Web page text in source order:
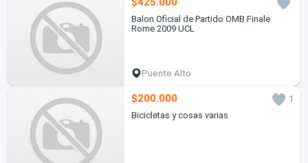
Balon Oficial de Partido OMB Finale
Rome 2009 UCL
Puente Alto
$200.000
1
Bicicletas y cosas varias